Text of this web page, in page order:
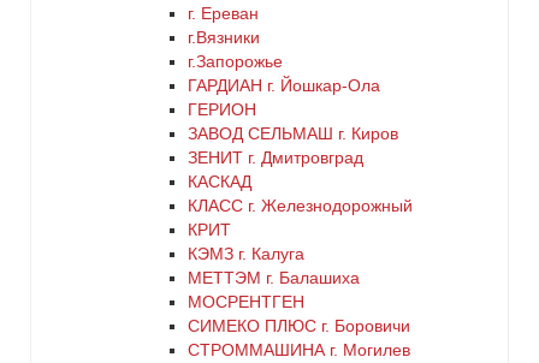
г. Ереван
г.Вязники
г.Запорожье
ГАРДИАН г. Йошкар-Ола
ГЕРИОН
ЗАВОД СЕЛЬМАШ г. Киров
ЗЕНИТ г. Дмитровград
КАСКАД
КЛАСС г. Железнодорожный
КРИТ
КЭМЗ г. Калуга
МЕТТЭМ г. Балашиха
МОСРЕНТГЕН
СИМЕКО ПЛЮС г. Боровичи
СТРОММАШИНА г. Могилев